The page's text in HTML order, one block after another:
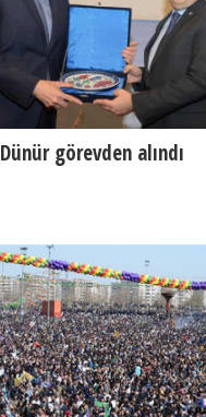
Dünür görevden alındı